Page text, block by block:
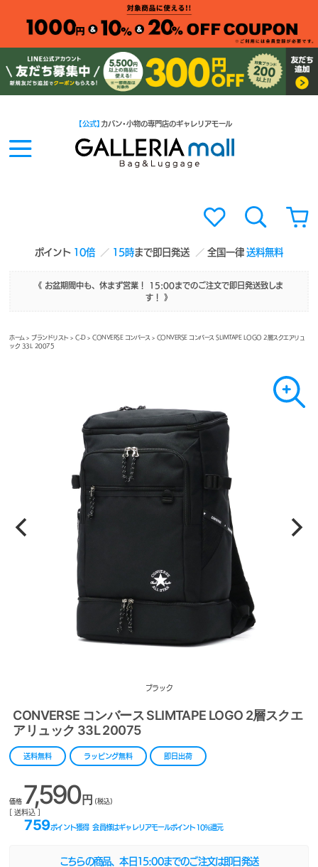
ポイント 10倍 15時まで即日発送 全国一律送料無料
【公式】 カバン・小物の専門店のギャレリアモール
《 お盆期間中も、休まず営業！ 15:00までのご注文で即日発送致しま
す！ 》
ホーム >ブランドリスト >C-D>CONVERSE コンバース > CONVERSE コンバース SLIMTAPE LOGO 2層スクエアリュ
ック 33L 20075
ブラック
CONVERSE コンバース SLIMTAPE LOGO 2層スクエ
アリュック 33L 20075
送料無料 ラッピング無料 即日出荷
価格 7,590円 (税込)
[ 送料込 ]
759ポイント獲得 会員様はギャレリアモールポイント 10%還元
こちらの商品、本日 15:00までのご注文は即日発送